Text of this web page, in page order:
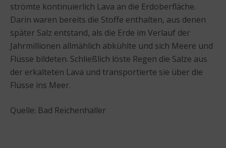
strömte kontinuierlich Lava an die Erdoberfläche.
Darin waren bereits die Stoffe enthalten, aus denen
später Salz entstand, als die Erde im Verlauf der
Jahrmillionen allmählich abkühlte und sich Meere und
Flüsse bildeten. Schließlich löste Regen die Salze aus
der erkalteten Lava und transportierte sie über die
Flüsse ins Meer.
Quelle: Bad Reichenhaller